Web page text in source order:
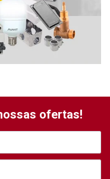
ofertas!